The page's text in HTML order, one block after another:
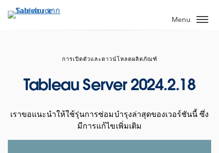
ไป
Menu
การเปิดตัวและดาวน์โหลดผลิตภัณฑ์
Tableau Server 2024.2.18
เราขอแนะนำให้ใช้รุ่นการซ่อมบำรุงล่าสุดของเวอร์ชันนี้ ซึ่ง
มีการแก้ไขเพิ่มเติม